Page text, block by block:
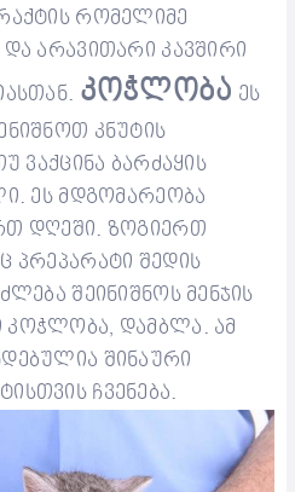
რომელიმე
და არავითარი კავშირი
კოჭლობა ეს
ნიშნოთ კნუტის
ვაქცინა ბარძაყის
. ეს მდგომარეობა
დღეში. ზოგიერთ
პრეპარატი შედის
შეინიშნოს მენჯის
კოჭლობა, დამბლა. ამ
შინაური
ჩვენება.